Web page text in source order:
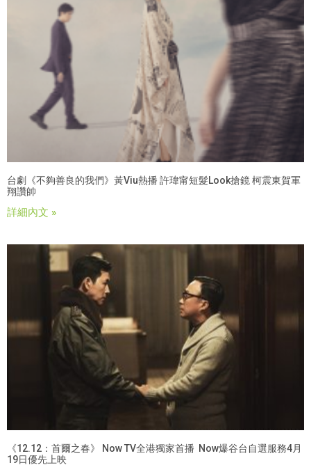
台劇《不夠善良的我們》黃Viu熱播 許瑋甯短髮look搶鏡 柯震東賀軍
翔讚帥
詳細內文 »
《12.12：首爾之春》 Now TV全港獨家首播 Now爆谷台自選服務4月
19日優先上映